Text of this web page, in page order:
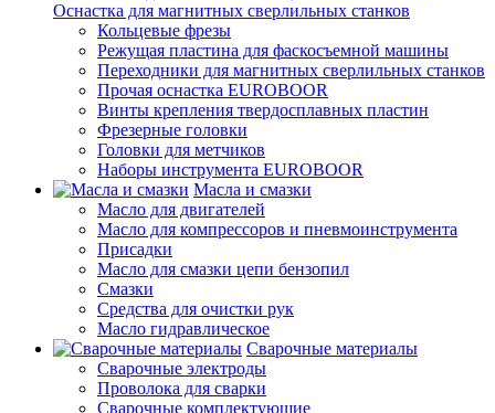
Оснастка для магнитных сверлильных станков
Кольцевые фрезы
Режущая пластина для фаскосъемной машины
Переходники для магнитных сверлильных станков
Прочая оснастка EUROBOOR
Винты крепления твердосплавных пластин
Фрезерные головки
Головки для метчиков
Наборы инструмента EUROBOOR
Масла и смазки
Масло для двигателей
Масло для компрессоров и пневмоинструмента
Присадки
Масло для смазки цепи бензопил
Смазки
Средства для очистки рук
Масло гидравлическое
Сварочные материалы
Сварочные электроды
Проволока для сварки
Сварочные комплектующие